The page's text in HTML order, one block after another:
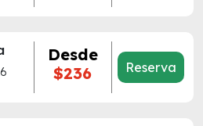
Desde
$236
Reserva